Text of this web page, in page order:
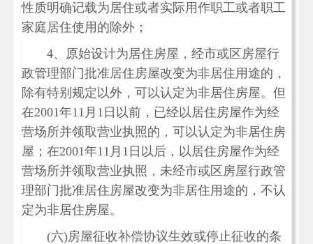
性质明确记载为居住或者实际用作职工或者职工
家庭居住使用的除外；
4、原始设计为居住房屋，经市或区房屋行
政管理部门批准居住房屋改变为非居住用途的，
除有特别规定以外，可以认定为非居住房屋。但
在2001年11月1日以前，已经以居住房屋作为经
营场所并领取营业执照的，可以认定为非居住房
屋；在2001年11月1日以后，以居住房屋作为经
营场所并领取营业执照，未经市或区房屋行政管
理部门批准居住房屋改变为非居住用途的，不认
定为非居住房屋。
(六)房屋征收补偿协议生效或停止征收的条